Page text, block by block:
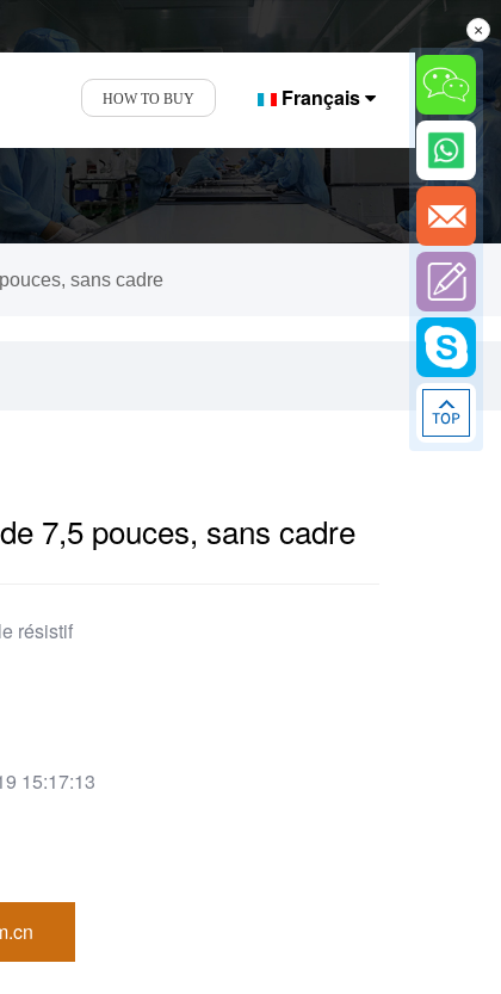
Français
HOW TO BUY
sans cadre
7,5 pouces, sans cadre
résistif
15:17:13
×